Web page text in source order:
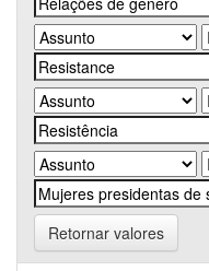
Retornar valores